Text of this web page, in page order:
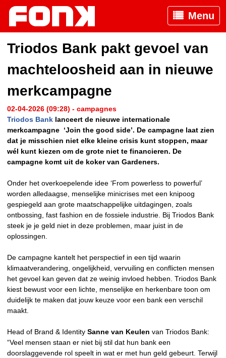
Menu
Triodos Bank pakt gevoel van
machteloosheid aan in nieuwe
merkcampagne
02-04-2026 (09:28) - campagnes
Triodos Bank lanceert de nieuwe internationale
merkcampagne ‘Join the good side’. De campagne laat zien
dat je misschien niet elke kleine crisis kunt stoppen, maar
wél kunt kiezen om de grote niet te financieren. De
campagne komt uit de koker van Gardeners.
Onder het overkoepelende idee ‘From powerless to powerful’
worden alledaagse, menselijke minicrises met een knipoog
gespiegeld aan grote maatschappelijke uitdagingen, zoals
ontbossing, fast fashion en de fossiele industrie. Bij Triodos Bank
steek je je geld niet in deze problemen, maar juist in de
oplossingen.
De campagne kantelt het perspectief in een tijd waarin
klimaatverandering, ongelijkheid, vervuiling en conflicten mensen
het gevoel kan geven dat ze weinig invloed hebben. Triodos Bank
kiest bewust voor een lichte, menselijke en herkenbare toon om
duidelijk te maken dat jouw keuze voor een bank een verschil
maakt.
Head of Brand & Identity Sanne van Keulen van Triodos Bank:
“Veel mensen staan er niet bij stil dat hun bank een
doorslaggevende rol speelt in wat er met hun geld gebeurt. Terwijl